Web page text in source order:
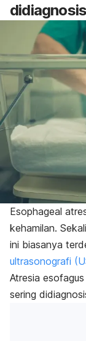
Esophageal
kehamilan.
ini biasanya
ultrasonografi
Atresia
sering